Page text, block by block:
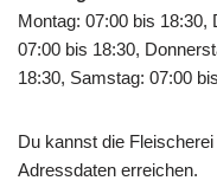
Montag: 07:00 bis 18:30,
07:00 bis 18:30,
18:30, Samstag: 07:00
Du kannst die Fleischerei
Adressdaten erreichen.